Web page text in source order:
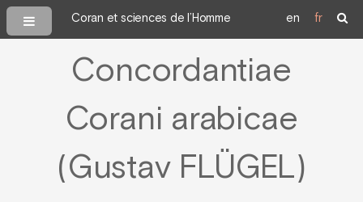
Coran et sciences de l’Homme en fr
Concordantiae
Corani arabicae
(Gustav FLÜGEL)